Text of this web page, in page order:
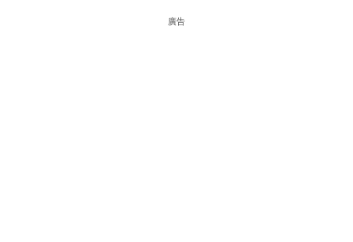
廣告